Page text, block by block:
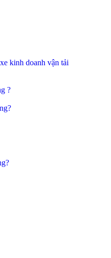
kinh doanh vận tải
?